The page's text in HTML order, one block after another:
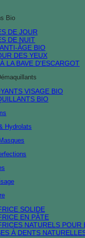
Bio
DE JOUR
DE NUIT
ÂGE BIO
DES YEUX
LA BAVE D'ESCARGOT
VISAGE BIO
BIO
Hydrolats
SOLIDE
EN PÂTE
NATURELS POUR
À DENTS